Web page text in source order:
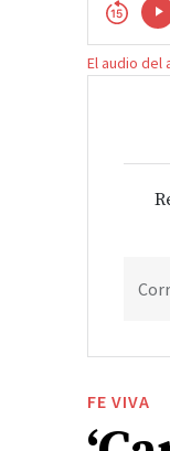
El audio del
FE VIVA